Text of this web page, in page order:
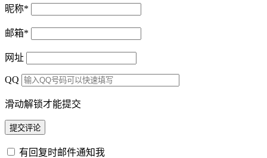
昵称*
邮箱*
网址
QQ
滑动解锁才能提交
有回复时邮件通知我